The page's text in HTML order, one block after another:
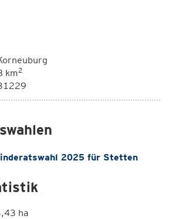
km2
2025 für Stetten
ha